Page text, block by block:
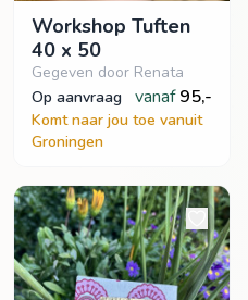
Workshop Tuften
40 x 50
Gegeven door Renata
op aanvraag
vanaf 95,-
Komt naar jou toe vanuit
Groningen